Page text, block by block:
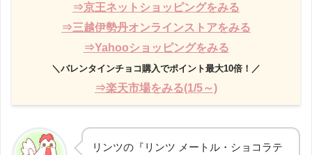
⇒京王ネットショッピングをみる
⇒三越伊勢丹オンラインストアをみる
⇒Yahooショッピングをみる
＼バレンタインチョコ購入でポイント最大10倍！／
⇒楽天市場をみる(1/5～)
リンツの『リンツ メートル・ショコラテ